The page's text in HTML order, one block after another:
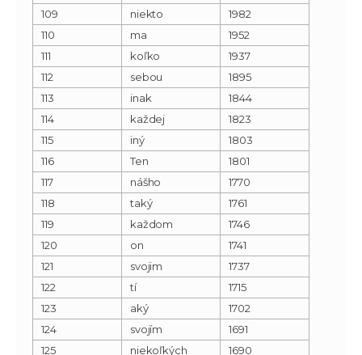
109
niekto
1982
110
ma
1952
111
koľko
1937
112
sebou
1895
113
inak
1844
114
každej
1823
115
iný
1803
116
Ten
1801
117
nášho
1770
118
taký
1761
119
každom
1746
120
on
1741
121
svojim
1737
122
tí
1715
123
aký
1702
124
svojím
1691
125
niekoľkých 1690